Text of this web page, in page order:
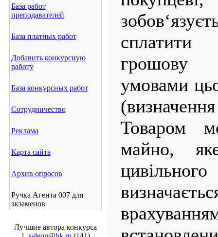
База работ
преподавателей
База платных работ
Добавить конкурсную
работу
База конкурсных работ
Сотрудничество
Реклама
Карта сайта
Архив опросов
Ручка Агента 007 для
экзаменов
Лучшие автора конкурса
грошову
умовами
Товаром
майно,